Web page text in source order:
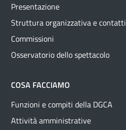
Presentazione
Struttura organizzativa e contatti
Commissioni
Osservatorio dello spettacolo
COSA FACCIAMO
Funzioni e compiti della DGCA
Attività amministrative